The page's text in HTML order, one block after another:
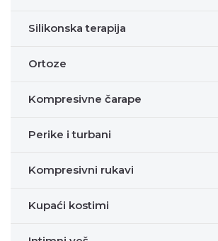
Silikonska terapija
Ortoze
Kompresivne čarape
Perike i turbani
Kompresivni rukavi
Kupaći kostimi